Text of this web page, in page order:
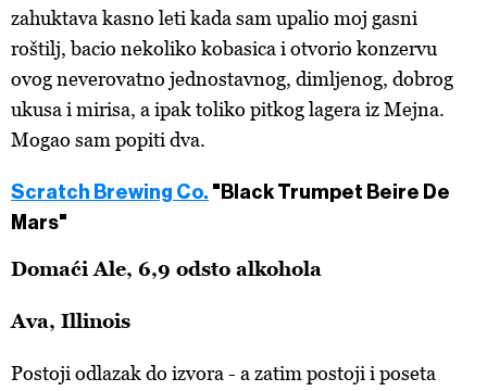
zahuktava kasno leti kada sam upalio moj gasni
roštilj, bacio nekoliko kobasica i otvorio konzervu
ovog neverovatno jednostavnog, dimljenog, dobrog
ukusa i mirisa, a ipak toliko pitkog lagera iz Mejna.
Mogao sam popiti dva.
Scratch Brewing Co. "Black Trumpet Beire De
Mars"
Domaći Ale, 6,9 odsto alkohola
Ava, Illinois
Postoji odlazak do izvora - a zatim postoji i poseta